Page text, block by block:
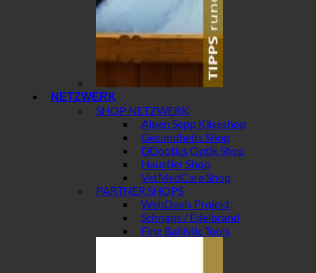
NETZWERK
SHOP NETZWERK
Alpen Sepp Käseshop
Gesundheits Shop
DDoptics Optik Shop
Haustier Shop
VetMedCare Shop
PARTNER SHOPS
WebDeals Projekt
Schnaps / Edelbrand
Fine Ballistic Tools